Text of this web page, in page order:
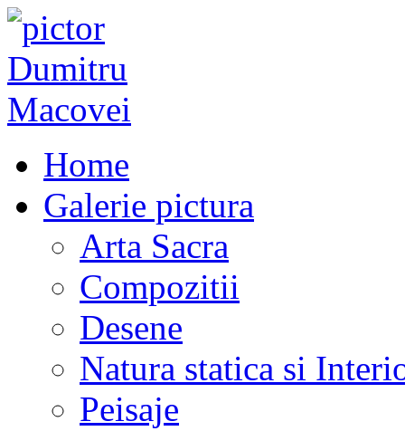
Home
Galerie pictura
Arta Sacra
Compozitii
Desene
Natura statica si
Peisaje